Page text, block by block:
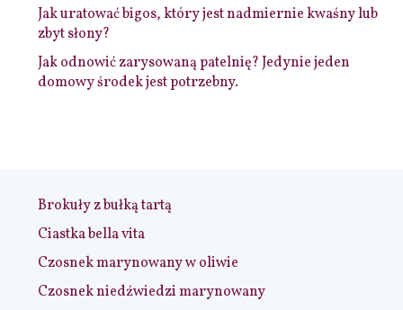
Jak uratować bigos, który jest nadmiernie kwaśny lub
zbyt słony?
Jak odnowić zarysowaną patelnię? Jedynie jeden
domowy środek jest potrzebny.
Brokuły z bułką tartą
Ciastka bella vita
Czosnek marynowany w oliwie
Czosnek niedźwiedzi marynowany